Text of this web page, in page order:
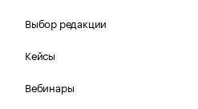
Выбор редакции
Кейсы
Вебинары